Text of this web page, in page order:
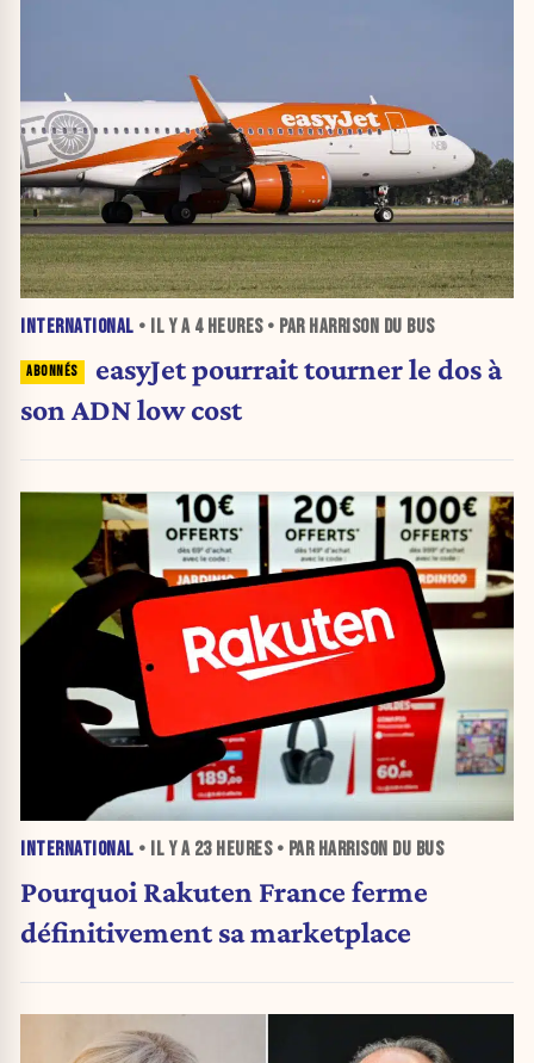
INTERNATIONAL • IL Y A 4 HEURES• PAR HARRISON DU BUS
easyJet pourrait tourner le dos à
son ADN low cost
INTERNATIONAL • IL Y A 23 HEURES• PAR HARRISON DU BUS
Pourquoi Rakuten France ferme
définitivement sa marketplace